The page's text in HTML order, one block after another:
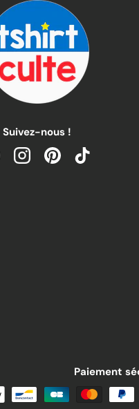
Suivez-nous !
InstagramPinterestTikTok
Paiement